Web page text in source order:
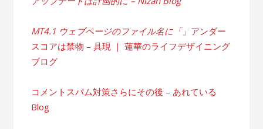
MT4.1 ウェブページのファイル名に「」アンダー
スコアは禁物 – 具現 ｜ 蓮華のライフデザイニング
ブログ
コメントスパム対策さらにその後 – あれている
Blog